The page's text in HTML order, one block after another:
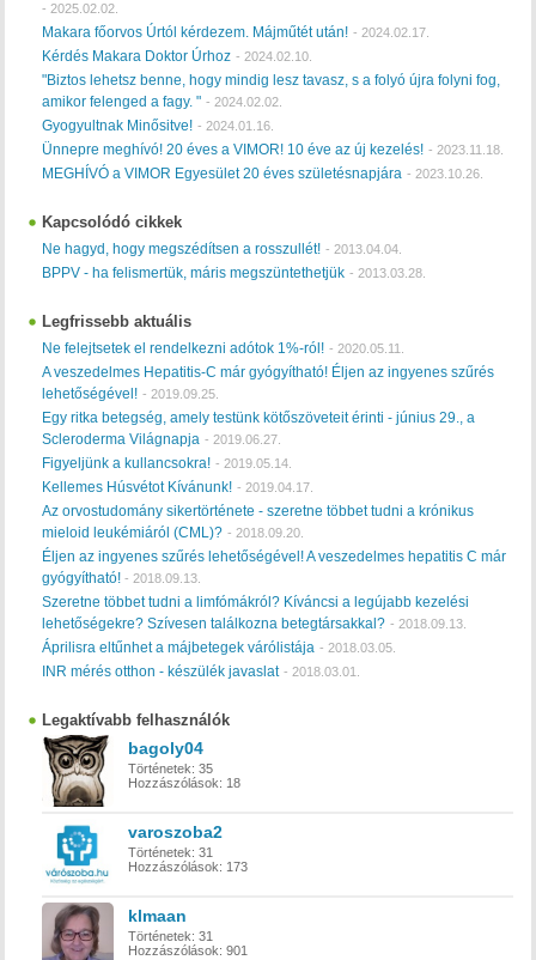
- 2025.02.02.
Makara főorvos Úrtól kérdezem. Májműtét után! - 2024.02.17.
Kérdés Makara Doktor Úrhoz - 2024.02.10.
"Biztos lehetsz benne, hogy mindig lesz tavasz, s a folyó újra folyni fog,
amikor felenged a fagy. " - 2024.02.02.
Gyogyultnak Minősitve! - 2024.01.16.
Ünnepre meghívó! 20 éves a VIMOR! 10 éve az új kezelés! - 2023.11.18.
MEGHÍVÓ a VIMOR Egyesület 20 éves születésnapjára - 2023.10.26.
Kapcsolódó cikkek
Ne hagyd, hogy megszédítsen a rosszullét! - 2013.04.04.
BPPV - ha felismertük, máris megszüntethetjük - 2013.03.28.
Legfrissebb aktuális
Ne felejtsetek el rendelkezni adótok 1%-ról! - 2020.05.11.
A veszedelmes Hepatitis-C már gyógyítható! Éljen az ingyenes szűrés
lehetőségével! - 2019.09.25.
Egy ritka betegség, amely testünk kötőszöveteit érinti - június 29., a
Scleroderma Világnapja - 2019.06.27.
Figyeljünk a kullancsokra! - 2019.05.14.
Kellemes Húsvétot Kívánunk! - 2019.04.17.
Az orvostudomány sikertörténete - szeretne többet tudni a krónikus
mieloid leukémiáról (CML)? - 2018.09.20.
Éljen az ingyenes szűrés lehetőségével! A veszedelmes hepatitis C már
gyógyítható!- 2018.09.13.
Szeretne többet tudni a limfómákról? Kíváncsi a legújabb kezelési
lehetőségekre? Szívesen találkozna betegtársakkal? - 2018.09.13.
Áprilisra eltűnhet a májbetegek várólistája - 2018.03.05.
INR mérés otthon - készülék javaslat - 2018.03.01.
Legaktívabb felhasználók
bagoly04
Történetek: 35
Hozzászólások: 18
varoszoba2
Történetek: 31
Hozzászólások: 173
klmaan
Történetek: 31
Hozzászólások: 901